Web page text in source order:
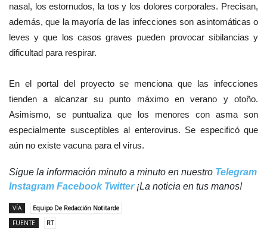
nasal, los estornudos, la tos y los dolores corporales. Precisan,
además, que la mayoría de las infecciones son asintomáticas o
leves y que los casos graves pueden provocar sibilancias y
dificultad para respirar.
En el portal del proyecto se menciona que las infecciones
tienden a alcanzar su punto máximo en verano y otoño.
Asimismo, se puntualiza que los menores con asma son
especialmente susceptibles al enterovirus. Se especificó que
aún no existe vacuna para el virus.
Sigue la información minuto a minuto en nuestro Telegram
Instagram Facebook Twitter¡La noticia en tus manos!
VÍA
Equipo De Redacción Notitarde
FUENTE
RT